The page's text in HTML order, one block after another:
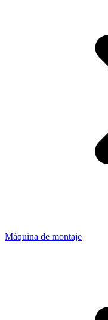
Máquina de montaje